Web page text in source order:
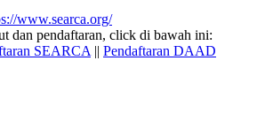
www.searca.org/
dan pendaftaran, click di bawah ini:
SEARCA || Pendaftaran DAAD